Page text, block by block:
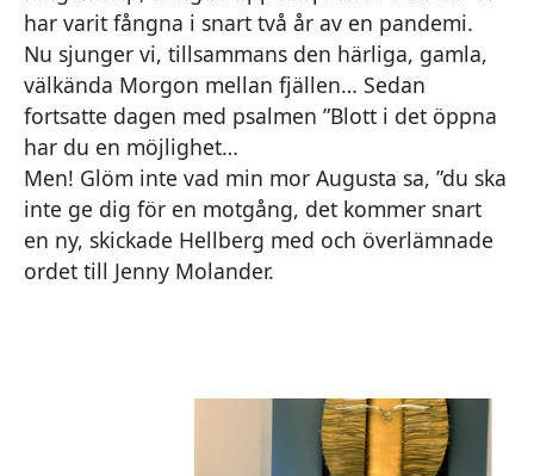
har varit fångna i snart två år av en pandemi.
Nu sjunger vi, tillsammans den härliga, gamla,
välkända Morgon mellan fjällen… Sedan
fortsatte dagen med psalmen ”Blott i det öppna
har du en möjlighet…
Men! Glöm inte vad min mor Augusta sa, ”du ska
inte ge dig för en motgång, det kommer snart
en ny, skickade Hellberg med och överlämnade
ordet till Jenny Molander.